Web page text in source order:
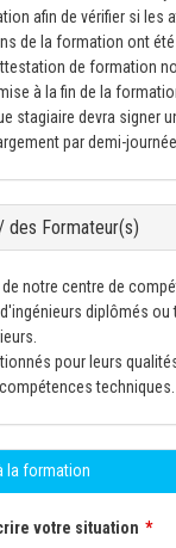
afin de vérifier si les
de la formation ont été
de formation
à la fin de la
stagiaire devra signer
par demi-journée
des Formateur(s)
de notre centre de
diplômés ou
pour leurs
techniques.
la formation
votre situation